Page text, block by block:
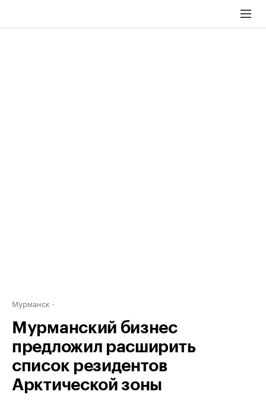
Мурманск
Мурманский бизнес
предложил расширить
список резидентов
Арктической зоны